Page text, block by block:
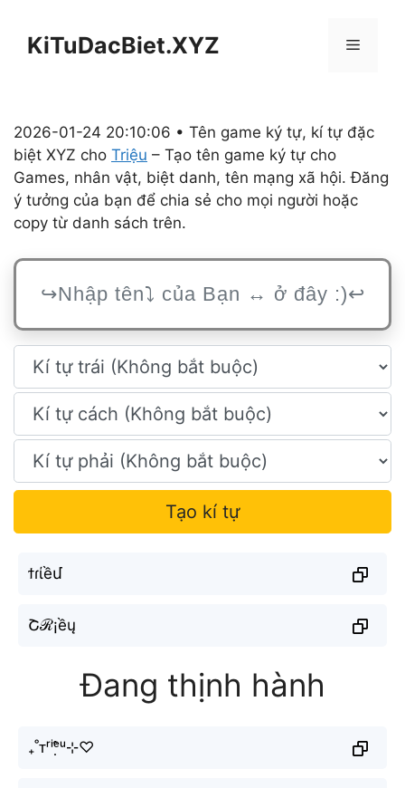
KiTuDacBiet.XYZ Menu
2026-01-24 20:10:06 • Tên game ký tự, kí tự đặc
biệt XYZ cho Triệu – Tạo tên game ký tự cho
Games, nhân vật, biệt danh, tên mạng xã hội. Đăng
ý tưởng của bạn để chia sẻ cho mọi người hoặc
copy từ danh sách trên.
Tạo kí tự
ϯɾίềմ
Շℛ¡ềų
Đang thịnh hành
₊˚ᴛʳⁱᵉ̣̂ᵘ⊹♡